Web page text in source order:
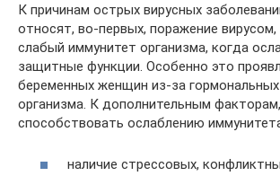
К причинам острых вирусных
относят, во-первых, поражение
слабый иммунитет организма, когда
защитные функции. Особенно это
беременных женщин из-за гормональных
организма. К дополнительным
способствовать ослаблению
наличие стрессовых,